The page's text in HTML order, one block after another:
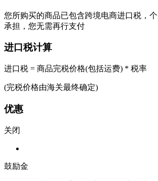
您所购买的商品已包含跨境电商进口税，
承担，您无需再行支付
进口税计算
进口税 = 商品完税价格(包括运费) * 税率
(完税价格由海关最终确定)
优惠
关闭
鼓励金